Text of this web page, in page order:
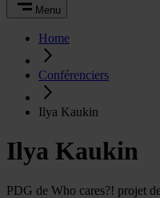
Menu
Home
Conférenciers
Ilya Kaukin
Ilya Kaukin
PDG de Who cares?! projet